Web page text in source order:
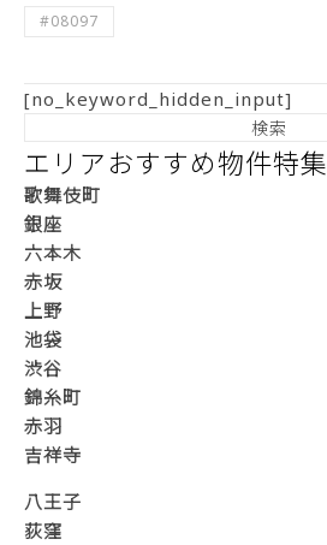
#08097
[no_keyword_hidden_input]
エリアおすすめ物件特集
歌舞伎町
銀座
六本木
赤坂
上野
池袋
渋谷
錦糸町
赤羽
吉祥寺
八王子
荻窪